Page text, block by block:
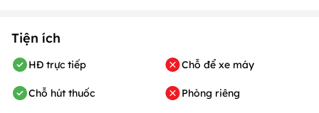
Tiện ích
HĐ trực tiếp
Chỗ hút thuốc
Chỗ để xe máy
Phòng riêng